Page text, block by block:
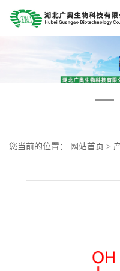
您当前的位置： 网站首页 >